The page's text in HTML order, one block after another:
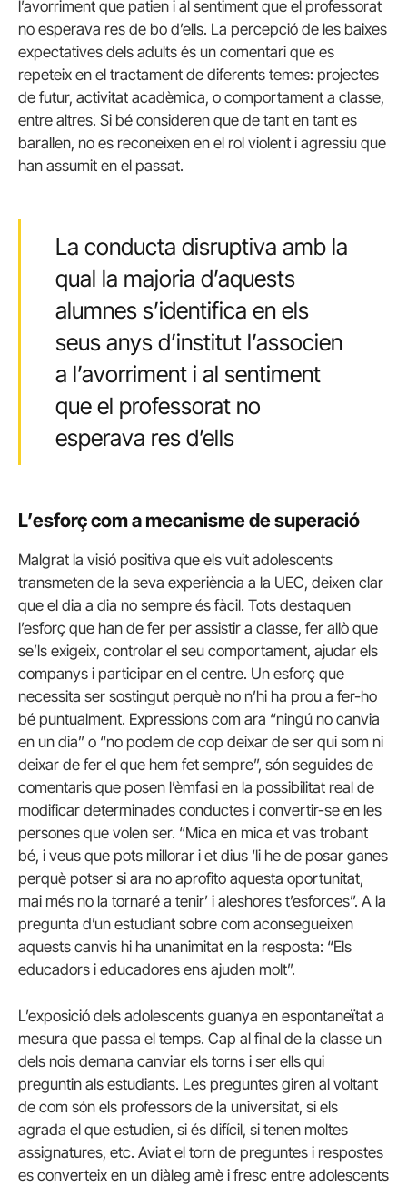
l’avorriment que patien i al sentiment que el professorat
no esperava res de bo d’ells. La percepció de les baixes
expectatives dels adults és un comentari que es
repeteix en el tractament de diferents temes: projectes
de futur, activitat acadèmica, o comportament a classe,
entre altres. Si bé consideren que de tant en tant es
barallen, no es reconeixen en el rol violent i agressiu que
han assumit en el passat.
La conducta disruptiva amb la
qual la majoria d’aquests
alumnes s’identifica en els
seus anys d’institut l’associen
a l’avorriment i al sentiment
que el professorat no
esperava res d’ells
L’esforç com a mecanisme de superació
Malgrat la visió positiva que els vuit adolescents
transmeten de la seva experiència a la UEC, deixen clar
que el dia a dia no sempre és fàcil. Tots destaquen
l’esforç que han de fer per assistir a classe, fer allò que
se’ls exigeix, controlar el seu comportament, ajudar els
companys i participar en el centre. Un esforç que
necessita ser sostingut perquè no n’hi ha prou a fer-ho
bé puntualment. Expressions com ara “ningú no canvia
en un dia” o “no podem de cop deixar de ser qui som ni
deixar de fer el que hem fet sempre”, són seguides de
comentaris que posen l’èmfasi en la possibilitat real de
modificar determinades conductes i convertir-se en les
persones que volen ser. “Mica en mica et vas trobant
bé, i veus que pots millorar i et dius ‘li he de posar ganes
perquè potser si ara no aprofito aquesta oportunitat,
mai més no la tornaré a tenir’ i aleshores t’esforces”. A la
pregunta d’un estudiant sobre com aconsegueixen
aquests canvis hi ha unanimitat en la resposta: “Els
educadors i educadores ens ajuden molt”.
L’exposició dels adolescents guanya en espontaneïtat a
mesura que passa el temps. Cap al final de la classe un
dels nois demana canviar els torns i ser ells qui
preguntin als estudiants. Les preguntes giren al voltant
de com són els professors de la universitat, si els
agrada el que estudien, si és difícil, si tenen moltes
assignatures, etc. Aviat el torn de preguntes i respostes
es converteix en un diàleg amè i fresc entre adolescents